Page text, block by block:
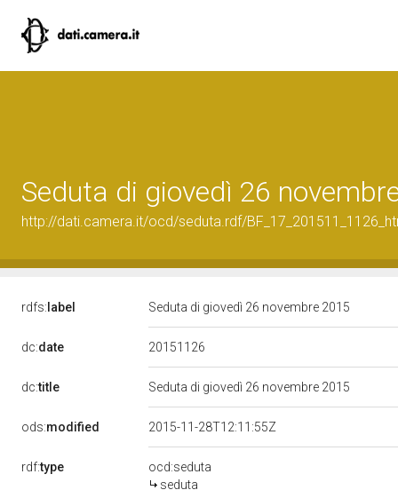
Seduta di giovedì 26
http://dati.camera.it/ocd/seduta.rdf/
rdfs: label Seduta di giovedì 26 novembre 2015
dc:date 20151126
dc:title Seduta di giovedì 26 novembre 2015
ods:modified 2015-11-28T12:11:55Z
rdf:type
ocd:seduta
seduta